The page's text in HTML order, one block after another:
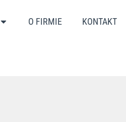
O FIRMIE KONTAKT